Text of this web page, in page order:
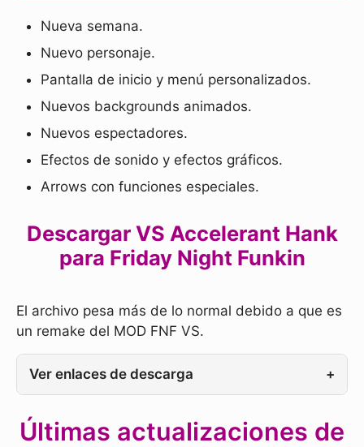
Nueva semana.
Nuevo personaje.
Pantalla de inicio y menú personalizados.
Nuevos backgrounds animados.
Nuevos espectadores.
Efectos de sonido y efectos gráficos.
Arrows con funciones especiales.
Descargar VS Accelerant Hank
para Friday Night Funkin
El archivo pesa más de lo normal debido a que es
un remake del MOD FNF VS.
Ver enlaces de descarga +
Últimas actualizaciones de